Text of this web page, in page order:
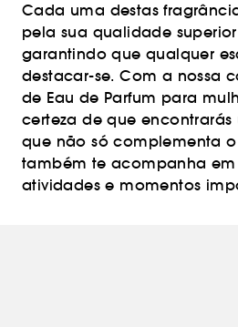
Cada uma destas
pela sua qualidade
garantindo que qualquer
destacar-se. Com a nossa
de Eau de Parfum para
certeza de que
que não só complementa
também te acompanha em
atividades e momentos